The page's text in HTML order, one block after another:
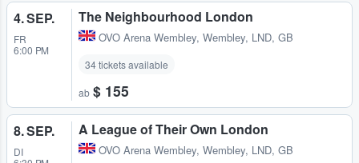
4. SEP.
FR
6:00 PM
The Neighbourhood London
OVO Arena Wembley, Wembley, LND, GB
34 tickets available
ab $ 155
8. SEP.
DI
A League of Their Own London
OVO Arena Wembley, Wembley, LND, GB